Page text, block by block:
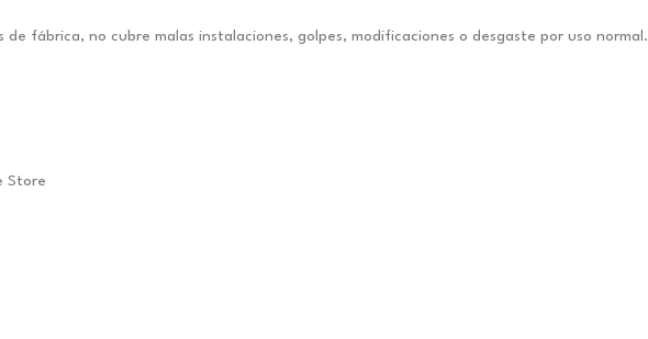
fábrica, no cubre malas instalaciones, golpes, modificaciones o desgaste por uso normal.
Store